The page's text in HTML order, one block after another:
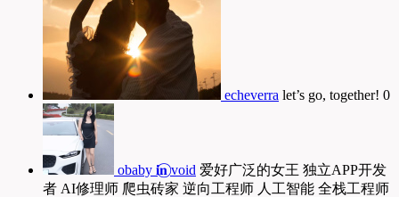
echeverra let’s go, together! 0
obaby 𝐢‍𝐧⃝ void 爱好广泛的女王 独立APP开发
者 AI修理师 爬虫砖家 逆向工程师 人工智能 全栈工程师